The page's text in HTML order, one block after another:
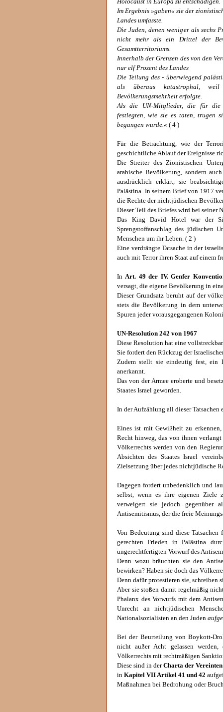
Holocaust in Europa zu entschädigen.
Im Ergebnis »gaben« sie der
Landes umfasste.
Die Juden, denen weniger als sechs
nicht mehr als ein Drittel der
Gesamtterritoriums.
Innerhalb der Grenzen des von den
nur elf Prozent des Landes
Die Teilung des - überwiegend
als überaus katastrophal,
Bevölkerungsmehrheit erfolgte.
Als die UN-Mitglieder, die für die
festlegten, wie sie es taten, trugen
begangen wurde.« ( 4 )
Für die Betrachtung, wie der
geschichtliche Ablauf der Ereignisse
Die Streiter des Zionistischen
arabische Bevölkerung, sondern
ausdrücklich erklärt, sie
Palästina. In seinem Brief von 1917
die Rechte der nichtjüdischen
Dieser Teil des Briefes wird bei seiner
Das King David Hotel war der
Sprengstoffanschlag des jüdischen
Menschen um ihr Leben. ( 2 )
Eine verdrängte Tatsache in der
auch mit Terror ihren Staat auf einem
InArt. 49 der IV. Genfer
versagt, die eigene Bevölkerung in
Dieser Grundsatz beruht auf der
stets die Bevölkerung in dem
Spuren jeder vorausgegangenen
UN-Resolution 242 von 1967
Diese Resolution hat eine
Sie fordert den Rückzug der
Zudem stellt sie eindeutig fest, ein
anerkannt.
Das von der Armee eroberte und
Staates Israel geworden.
In der Aufzählung all dieser
Eines ist mit Gewißheit zu
Recht hinweg, das von ihnen
Völkerrechts werden von den
Absichten des Staates Israel
Zielsetzung über jedes nichtjüdische
Dagegen fordert unbedenklich und
selbst, wenn es ihre eigenen Ziele
verweigert sie jedoch gegenüber
Antisemitismus, der die freie
Von Bedeutung sind diese
gerechten Frieden in Palästina
ungerechtfertigten Vorwurf des
Denn wozu bräuchten sie den
bewirken? Haben sie doch das
Denn dafür protestieren sie, schreiben
Aber sie stoßen damit regelmäßig
Phalanx des Vorwurfs mit dem
Unrecht an nichtjüdischen
Nationalsozialisten an den Juden
Bei der Beurteilung von Boykott-
nicht außer Acht gelassen
Völkerrechts mit rechtmäßigen
Diese sind in derCharta der
in Kapitel VII Artikel 41 und 42
Maßnahmen bei Bedrohung oder